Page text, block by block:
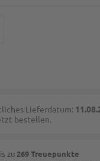
Lieferdatum:
bestellen.
zu 269 Treuepunkte